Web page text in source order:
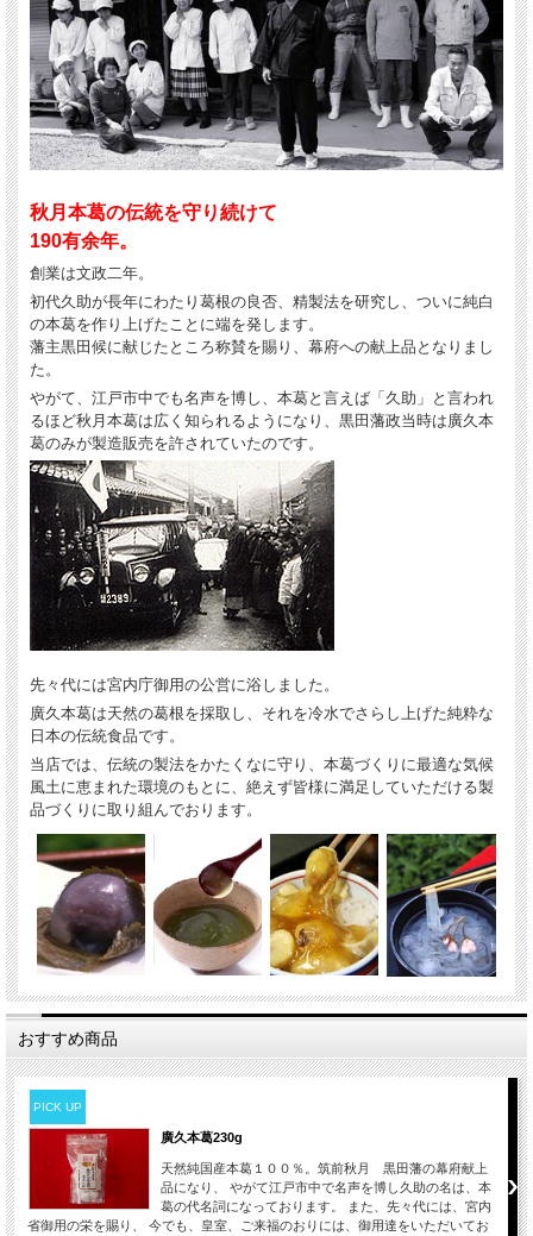
秋月本葛の伝統を守り続けて
190有余年。
創業は文政二年。
初代久助が長年にわたり葛根の良否、精製法を研究し、ついに純白
の本葛を作り上げたことに端を発します。
藩主黒田候に献じたところ称賛を賜り、幕府への献上品となりまし
た。
やがて、江戸市中でも名声を博し、本葛と言えば「久助」と言われ
るほど秋月本葛は広く知られるようになり、黒田藩政当時は廣久本
葛のみが製造販売を許されていたのです。
先々代には宮内庁御用の公営に浴しました。
廣久本葛は天然の葛根を採取し、それを冷水でさらし上げた純粋な
日本の伝統食品です。
当店では、伝統の製法をかたくなに守り、本葛づくりに最適な気候
風土に恵まれた環境のもとに、絶えず皆様に満足していただける製
品づくりに取り組んでおります。
おすすめ商品
PICK UP
廣久本葛230g
天然純国産本葛１００％。筑前秋月 黒田藩の幕府献上
品になり、 やがて江戸市中で名声を博し久助の名は、本
葛の代名詞になっております。 また、先々代には、宮内
省御用の栄を賜り、 今でも、皇室、ご来福のおりには、御用達をいただいてお